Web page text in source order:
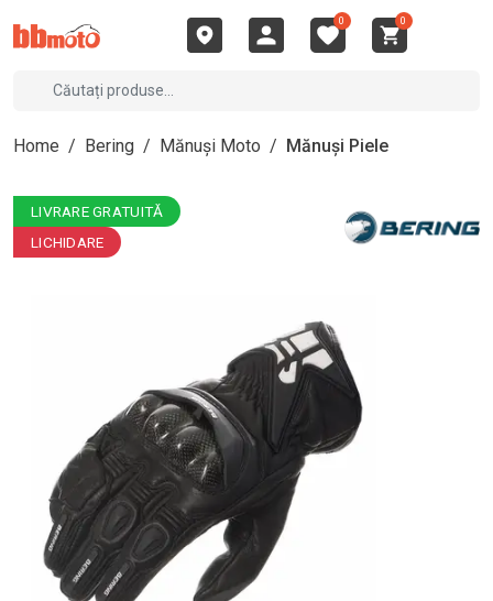
0 0
Home / Bering / Mănuși Moto / Mănuși Piele
LIVRARE GRATUITĂ
LICHIDARE